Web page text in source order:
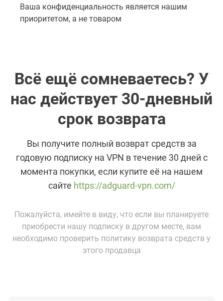
Ваша конфиденциальность является нашим
приоритетом, а не товаром
Всё ещё сомневаетесь? У
нас действует 30-дневный
срок возврата
Вы получите полный возврат средств за
годовую подписку на VPN в течение 30 дней с
момента покупки, если купите её на нашем
сайте https://adguard-vpn.com/
Пожалуйста, имейте в виду, что если вы планируете
приобрести нашу подписку в другом месте, вам
необходимо проверить политику возврата средств у
этого продавца